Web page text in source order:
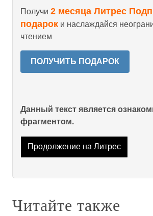
Получи 2 месяца Литрес
подарок и наслаждайся
чтением
ПОЛУЧИТЬ ПОДАРОК
Данный текст является
фрагментом.
Продолжение на Литрес
Читайте также